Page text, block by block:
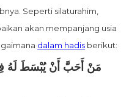
Seperti silaturahim,
akan mempanjang usia
dalam hadis berikut:
مَنْ أَحَبَّ أَنْ يُبْسَطَ لَهُ